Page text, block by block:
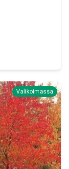
Valikoimassa